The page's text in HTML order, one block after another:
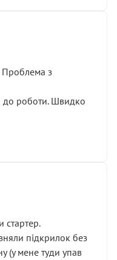
Проблема з
до роботи. Швидко
стартер.
підкрилок без
(у мене туди упав